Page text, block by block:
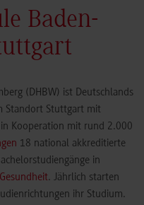
Baden-
(DHBW) ist Deutschlands
Standort Stuttgart mit
Kooperation mit rund 2.000
18 national akkreditierte
in
Gesundheit. Jährlich starten
ihr Studium.